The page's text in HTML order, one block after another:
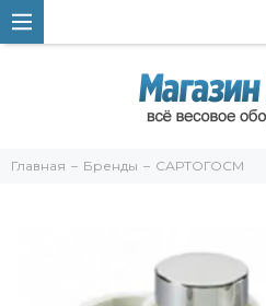
Главная Бренды САРТОГОСМ